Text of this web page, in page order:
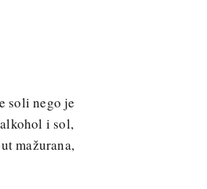
soli nego je
i sol,
mažurana,